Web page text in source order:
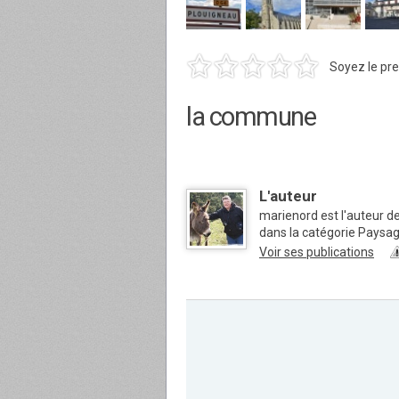
Soyez le
la commune
L'auteur
marienord est l'auteur
dans la catégorie
Voir ses publications